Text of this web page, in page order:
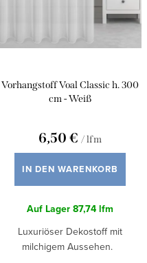
Vorhangstoff Voal Classic h. 300
cm - Weiß
6,50 € / lfm
IN DEN WARENKORB
Auf Lager87,74 lfm
Luxuriöser Dekostoff mit
milchigem Aussehen.